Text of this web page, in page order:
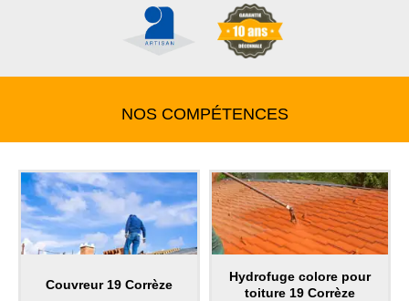
NOS COMPÉTENCES
Couvreur 19 Corrèze
Hydrofuge colore pour
toiture 19 Corrèze